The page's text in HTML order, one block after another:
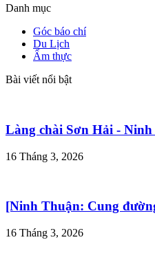
Danh mục
Góc báo chí
Du Lịch
Ẩm thực
Bài viết nổi bật
Làng chài Sơn Hải -
16 Tháng 3, 2026
[Ninh Thuận: Cung
16 Tháng 3, 2026